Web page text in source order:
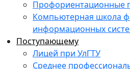
Профориентационные
Компьютерная школа
информационных
Поступающему
Лицей при УлГТУ
Среднее